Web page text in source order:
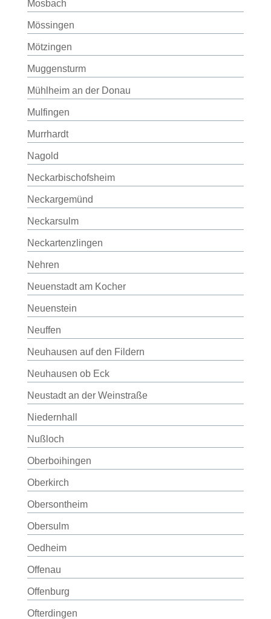
Mosbach
Mössingen
Mötzingen
Muggensturm
Mühlheim an der Donau
Mulfingen
Murrhardt
Nagold
Neckarbischofsheim
Neckargemünd
Neckarsulm
Neckartenzlingen
Nehren
Neuenstadt am Kocher
Neuenstein
Neuffen
Neuhausen auf den Fildern
Neuhausen ob Eck
Neustadt an der Weinstraße
Niedernhall
Nußloch
Oberboihingen
Oberkirch
Obersontheim
Obersulm
Oedheim
Offenau
Offenburg
Ofterdingen